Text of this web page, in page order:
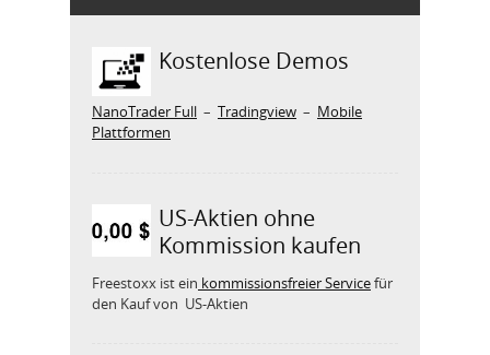
Kostenlose Demos
NanoTrader Full – Tradingview – Mobile
Plattformen
US-Aktien ohne
Kommission kaufen
Freestoxx ist ein kommissionsfreier Servicefür
den Kauf von US-Aktien